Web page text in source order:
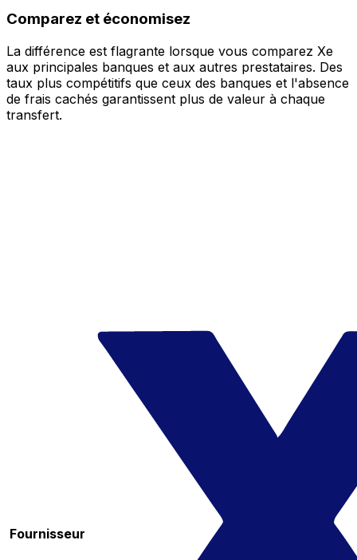
Comparez et économisez
La différence est flagrante lorsque vous comparez Xe
aux principales banques et aux autres prestataires. Des
taux plus compétitifs que ceux des banques et l'absence
de frais cachés garantissent plus de valeur à chaque
transfert.
Fournisseur